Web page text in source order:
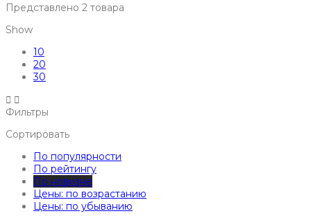
Представлено 2 товара
Show
10
20
30
Фильтры
Сортировать
По популярности
По рейтингу
По новизне
Цены: по возрастанию
Цены: по убыванию